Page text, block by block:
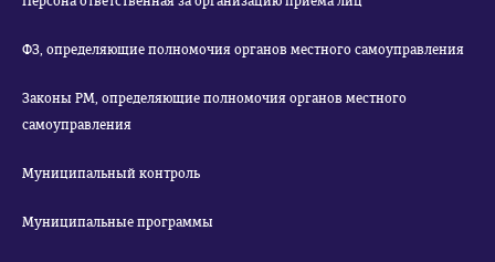
ФЗ, определяющие полномочия органов местного самоуправления
Законы РМ, определяющие полномочия органов местного
самоуправления
Муниципальный контроль
Муниципальные программы